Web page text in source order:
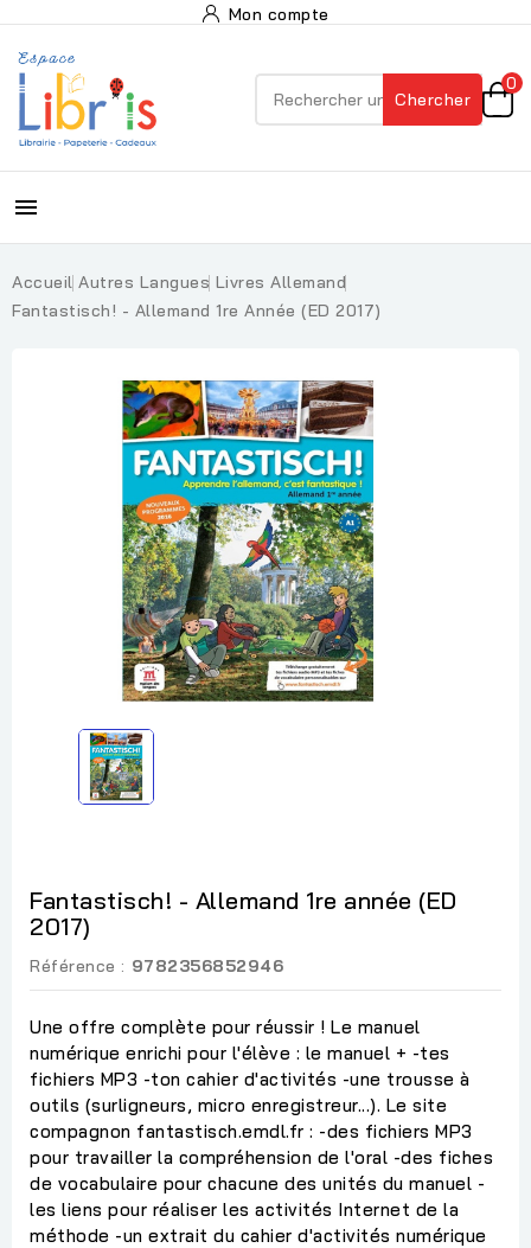
Mon compte
Chercher
0

Accueil Autres Langues Livres Allemand
Fantastisch! - Allemand 1re Année (ED 2017)
Fantastisch! - Allemand 1re année (ED
2017)
Référence : 9782356852946
Une offre complète pour réussir ! Le manuel
numérique enrichi pour l'élève : le manuel + -tes
fichiers MP3 -ton cahier d'activités -une trousse à
outils (surligneurs, micro enregistreur...). Le site
compagnon fantastisch.emdl.fr : -des fichiers MP3
pour travailler la compréhension de l'oral -des fiches
de vocabulaire pour chacune des unités du manuel -
les liens pour réaliser les activités Internet de la
méthode -un extrait du cahier d'activités numérique